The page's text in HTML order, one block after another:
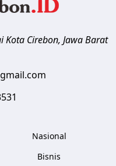
Kota Cirebon, Jawa Barat
Nasional
Bisnis